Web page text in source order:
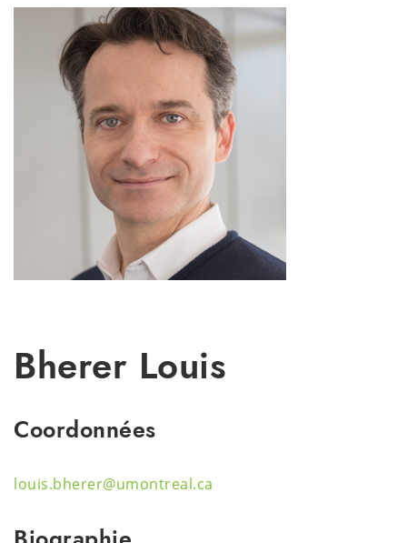
Bherer Louis
Coordonnées
louis.bherer@umontreal.ca